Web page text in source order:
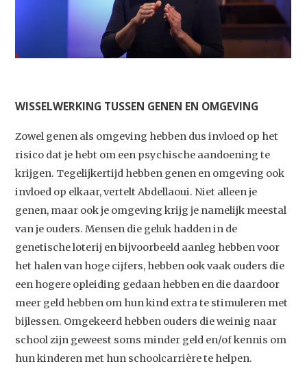
WISSELWERKING TUSSEN GENEN EN OMGEVING
Zowel genen als omgeving hebben dus invloed op het
risico dat je hebt om een psychische aandoening te
krijgen. Tegelijkertijd hebben genen en omgeving ook
invloed op elkaar, vertelt Abdellaoui. Niet alleen je
genen, maar ook je omgeving krijg je namelijk meestal
van je ouders. Mensen die geluk hadden in de
genetische loterij en bijvoorbeeld aanleg hebben voor
het halen van hoge cijfers, hebben ook vaak ouders die
een hogere opleiding gedaan hebben en die daardoor
meer geld hebben om hun kind extra te stimuleren met
bijlessen. Omgekeerd hebben ouders die weinig naar
school zijn geweest soms minder geld en/of kennis om
hun kinderen met hun schoolcarrière te helpen.